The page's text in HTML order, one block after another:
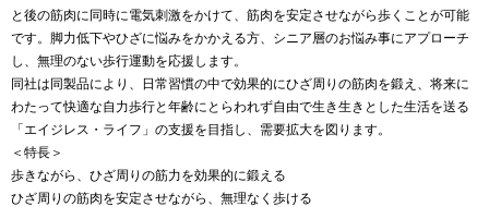
と後の筋肉に同時に電気刺激をかけて、筋肉を安定させながら歩くことが可能
です。脚力低下やひざに悩みをかかえる方、シニア層のお悩み事にアプローチ
し、無理のない歩行運動を応援します。
同社は同製品により、日常習慣の中で効果的にひざ周りの筋肉を鍛え、将来に
わたって快適な自力歩行と年齢にとらわれず自由で生き生きとした生活を送る
「エイジレス・ライフ」の支援を目指し、需要拡大を図ります。
＜特長＞
歩きながら、ひざ周りの筋力を効果的に鍛える
ひざ周りの筋肉を安定させながら、無理なく歩ける